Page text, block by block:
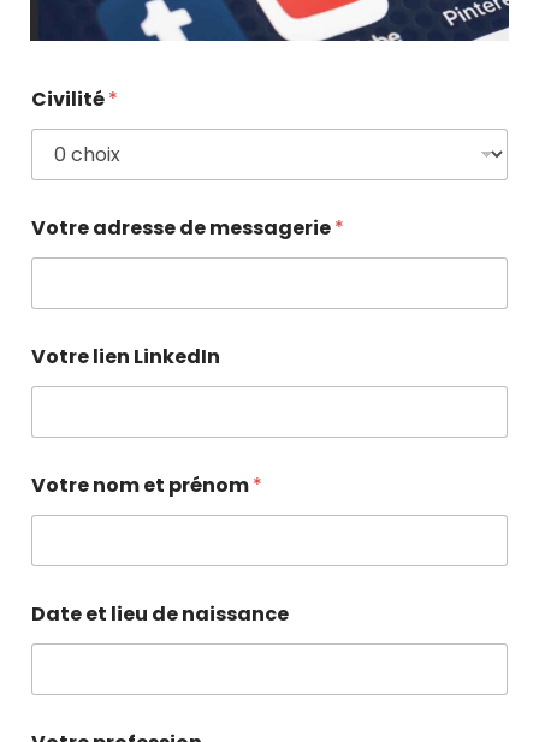
Civilité*
Votre adresse de messagerie*
Votre lien LinkedIn
Votre nom et prénom*
Date et lieu de naissance